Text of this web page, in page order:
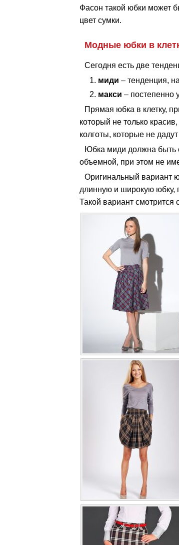
Фасон такой юбки может
цвет сумки.
Модные юбки в
Сегодня есть две
миди – тенденция,
макси – постепенно
Прямая юбка в клетку,
который не только
колготы, которые не
Юбка миди должна быть
объемной, при этом не
Оригинальный вариант
длинную и широкую юбку,
Такой вариант смотрится